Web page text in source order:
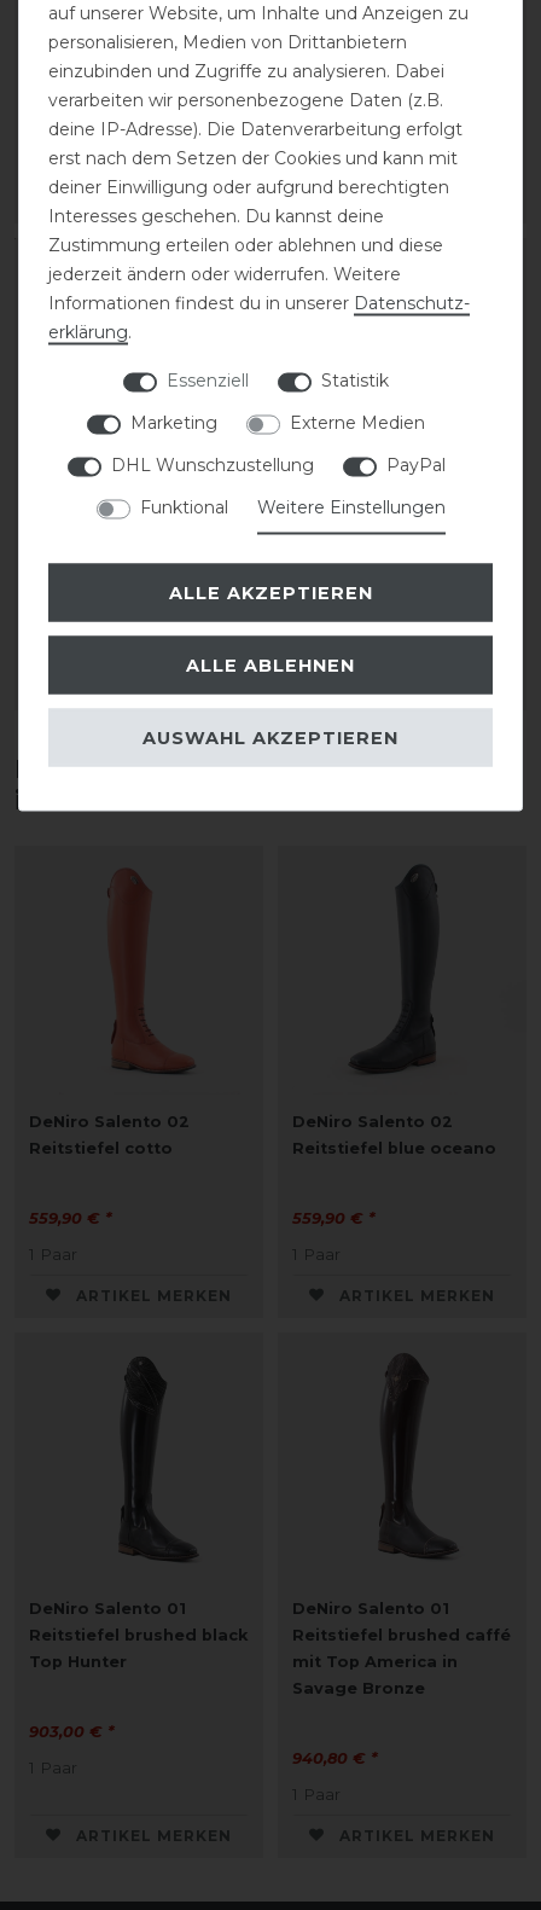
Schuhcreme 75 ml
9,90 € *
0.075 Liter | 132,00 € / Liter
ARTIKEL MERKEN
Stassek Equifix Faulpelz
Lederpflege easy-care
17,90 € *
0.75 Liter | 23,87 € / Liter
ARTIKEL MERKEN
CAVALLO Care Creme
CAVALLO Care Creme
Schuhcreme 75 ml
Diese Produkte könnten dich auch
interessieren
DeNiro Salento 02
Reitstiefel cotto
559,90 € *
1 Paar
ARTIKEL MERKEN
DeNiro Salento 02
Reitstiefel blue oceano
559,90 € *
1 Paar
ARTIKEL MERKEN
DeNiro Salento 01
Reitstiefel brushed black
Top Hunter
903,00 € *
1 Paar
ARTIKEL MERKEN
DeNiro Salento 01
Reitstiefel brushed caffé
mit Top America in
Savage Bronze
940,80 € *
1 Paar
ARTIKEL MERKEN
auf unserer Website, um Inhalte und Anzeigen zu
personalisieren, Medien von Drittanbietern
einzubinden und Zugriffe zu analysieren. Dabei
verarbeiten wir personenbezogene Daten (z.B.
deine IP-Adresse). Die Datenverarbeitung erfolgt
erst nach dem Setzen der Cookies und kann mit
deiner Einwilligung oder aufgrund berechtigten
Interesses geschehen. Du kannst deine
Zustimmung erteilen oder ablehnen und diese
jederzeit ändern oder widerrufen. Weitere
Informationen findest du in unserer Daten­schutz­
erklärung.
Essenziell
Statistik
Marketing
Externe Medien
DHL Wunschzustellung
PayPal
Funktional
Weitere Einstellungen
ALLE AKZEPTIEREN
ALLE ABLEHNEN
AUSWAHL AKZEPTIEREN